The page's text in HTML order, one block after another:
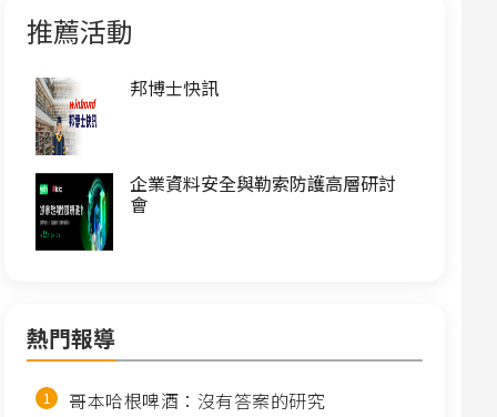
推薦活動
邦博士快訊
企業資料安全與勒索防護高層研討
會
熱門報導
哥本哈根啤酒：沒有答案的研究